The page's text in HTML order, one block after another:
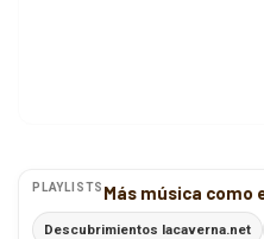
PLAYLISTS Más música como
Descubrimientos lacaverna.net